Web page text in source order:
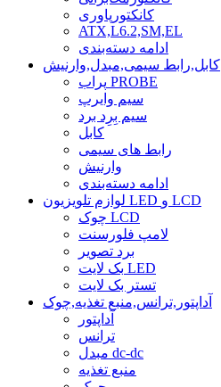
کانکتورپاوری
ATX,L6.2,SM,EL
ادامه دسته‌بندی
کابل,رابط سیمی,مبدل,وارنیش
پراب PROBE
سیم وایرپ
سیم بِرِد برد
کابل
رابط های سیمی
وارنیش
ادامه دسته‌بندی
لوازم تلویزیون LED و LCD
چوک LCD
لامپ فلورسنت
برد تصویر
بک لایت LED
تستر بک لایت
آداپتور,ترانس,منبع تغذیه,چوک
آداپتور
ترانس
مبدل dc-dc
منبع تغذیه